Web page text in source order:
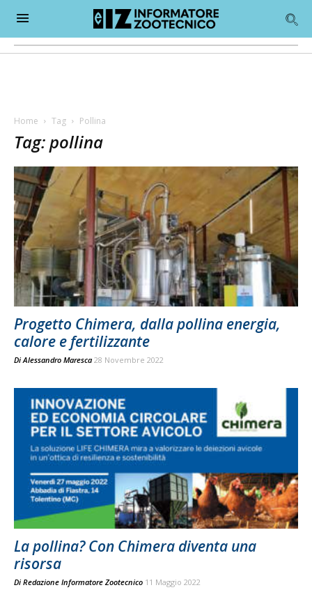
Home Tag Pollina
Tag: pollina
Progetto Chimera, dalla pollina energia,
calore e fertilizzante
DiAlessandro Maresca 28 Novembre 2022
La pollina? Con Chimera diventa una
risorsa
Di Redazione Informatore Zootecnico 11 Maggio 2022